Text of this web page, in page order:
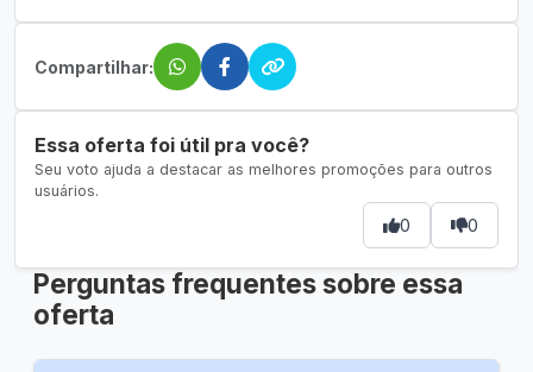
Compartilhar:
Essa oferta foi útil pra você?
Seu voto ajuda a destacar as melhores promoções para outros
usuários.
0 0
Perguntas frequentes sobre essa
oferta